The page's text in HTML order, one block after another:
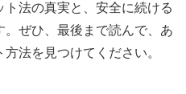
法の真実と、安全に続ける
ぜひ、最後まで読んで、あ
法を見つけてください。